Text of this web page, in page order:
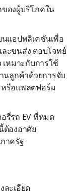
องผู้บริโภคใน
นแอปพลิเคชันเพื่อ
ะขนส่ง ตอบโจทย์
หมาะกับการใช้
นลูกค้าด้วยการจับ
รือแพลตฟอร์ม
รี่รถ EV ที่หมด
ต้องอาศัย
าครัฐ
ละเอียด